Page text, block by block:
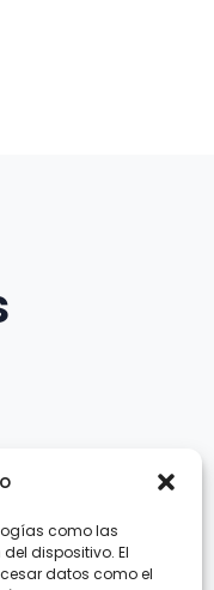
como las
dispositivo. El
datos como el